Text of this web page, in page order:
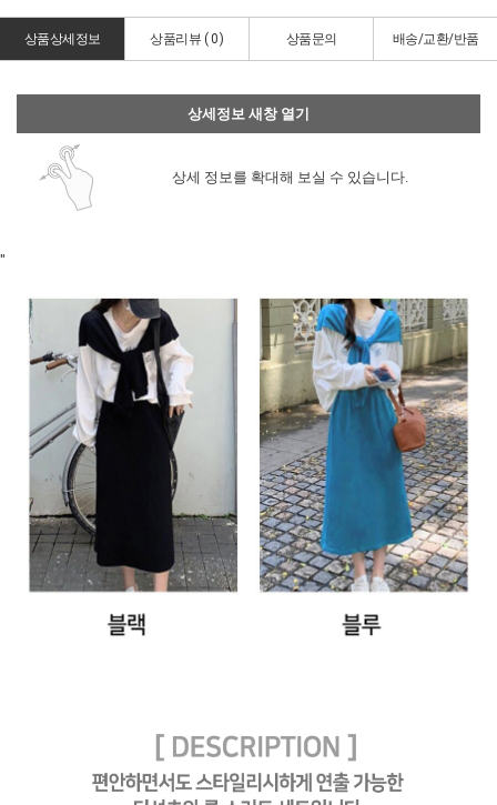
상품상세정보 상품리뷰 (0) 상품문의 배송/교환/반품
상세정보 새창 열기
상세 정보를 확대해 보실 수 있습니다.
"